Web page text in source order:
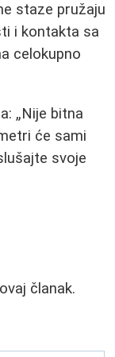
staze pružaju
i kontakta sa
celokupno
Nije bitna
će sami
svoje
članak.